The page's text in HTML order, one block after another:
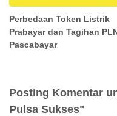
Perbedaan Token Listrik
Prabayar dan Tagihan
Pascabayar
Posting Komentar
Pulsa Sukses"